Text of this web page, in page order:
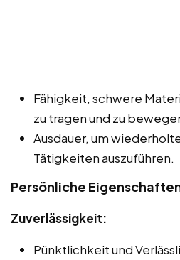
Fähigkeit, schwere
zu tragen und zu
Ausdauer, um
Tätigkeiten auszuführen.
Persönliche
Zuverlässigkeit:
Pünktlichkeit und